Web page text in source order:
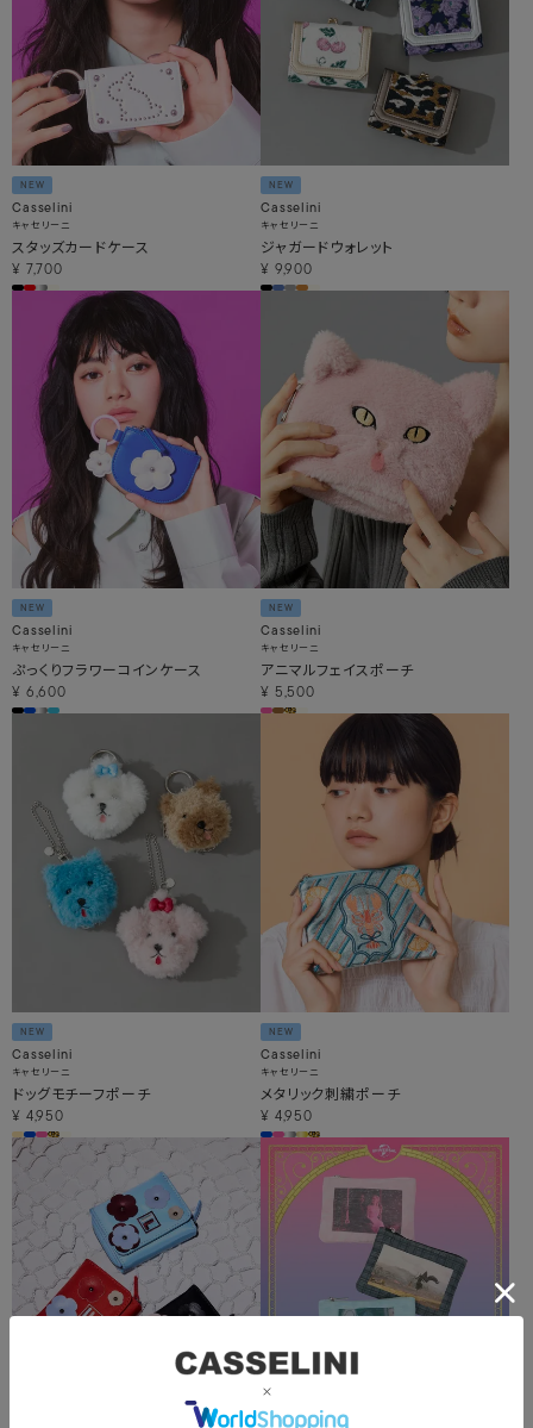
NEW
Casselini
キャセリーニ
スタッズカードケース
¥ 7,700
NEW
Casselini
キャセリーニ
ジャガードウォレット
¥ 9,900
NEW
Casselini
キャセリーニ
ぷっくりフラワーコインケース
¥ 6,600
NEW
Casselini
キャセリーニ
アニマルフェイスポーチ
¥ 5,500
NEW
Casselini
キャセリーニ
ドッグモチーフポーチ
¥ 4,950
NEW
Casselini
キャセリーニ
メタリック刺繍ポーチ
¥ 4,950